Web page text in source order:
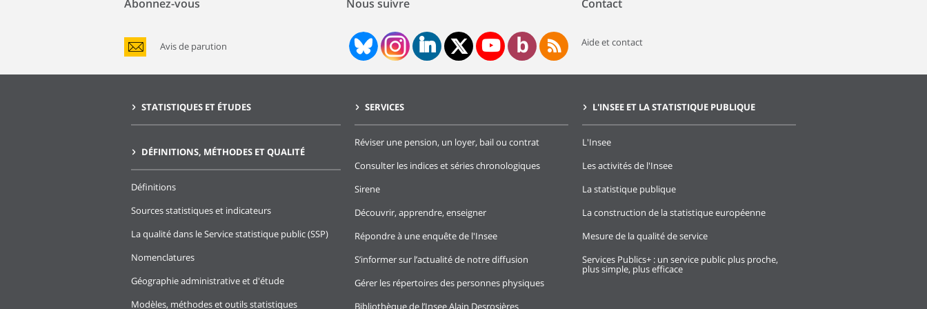
Abonnez-vous
Avis de parution
Nous suivre Contact
Aide et contact
STATISTIQUES ET ÉTUDES
DÉFINITIONS, MÉTHODES ET QUALITÉ
Définitions
Sources statistiques et indicateurs
La qualité dans le Service statistique public (SSP)
Nomenclatures
Géographie administrative et d'étude
Modèles, méthodes et outils statistiques
SERVICES
Réviser une pension, un loyer, bail ou contrat
Consulter les indices et séries chronologiques
Sirene
Découvrir, apprendre, enseigner
Répondre à une enquête de l'Insee
S’informer sur l’actualité de notre diffusion
Gérer les répertoires des personnes physiques
Bibliothèque de l’Insee Alain Desrosières
L'INSEE ET LA STATISTIQUE PUBLIQUE
L'Insee
Les activités de l'Insee
La statistique publique
La construction de la statistique européenne
Mesure de la qualité de service
Services Publics+ : un service public plus proche,
plus simple, plus efficace